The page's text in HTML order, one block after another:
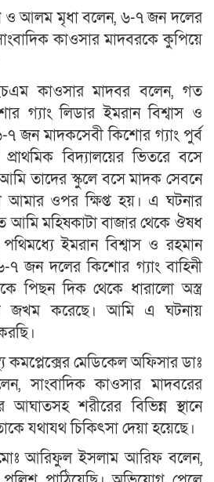
ও আলম মৃধা বলেন, ৬-৭ জন দলের
সাংবাদিক কাওসার মাদবরকে কুপিয়ে
কাওসার মাদবর বলেন, গত
গ্যাং লিডার ইমরান বিশ্বাস ও
৭ জন মাদকসেবী কিশোর গ্যাং পুর্ব
বিদ্যালয়ের ভিতরে বসে
তাদের স্কুলে বসে মাদক সেবনে
আমার ওপর ক্ষিপ্ত হয়। এ ঘটনার
আমি মহিষকাটা বাজার থেকে ঔষধ
পথিমধ্যে ইমরান বিশ্বাস ও রহমান
৭ জন দলের কিশোর গ্যাং বাহিনী
পিছন দিক থেকে ধারালো অস্ত্র
জখম করেছে। আমি এ ঘটনায়
কমপ্লেক্সের মেডিকেল অফিসার ডাঃ
সাংবাদিক কাওসার মাদবরের
আঘাতসহ শরীরের বিভিন্ন স্থানে
যথাযথ চিকিৎসা দেয়া হয়েছে।
আরিফুল ইসলাম আরিফ বলেন,